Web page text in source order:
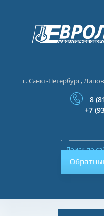
г. Санкт-Петербург,
8
+7